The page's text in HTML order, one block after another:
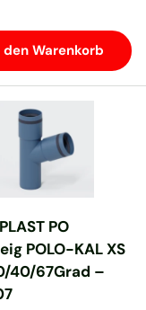
den Warenkorb
PO
POLO-KAL XS
40/67Grad –